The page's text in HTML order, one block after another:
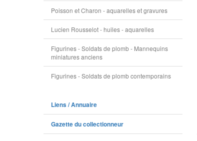
Poisson et Charon - aquarelles et gravures
Lucien Rousselot - huiles - aquarelles
Figurines - Soldats de plomb - Mannequins
miniatures anciens
Figurines - Soldats de plomb contemporains
Liens / Annuaire
Gazette du collectionneur